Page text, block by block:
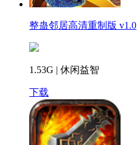
整蛊邻居高清重制版 v1.0
1.53G | 休闲益智
下载